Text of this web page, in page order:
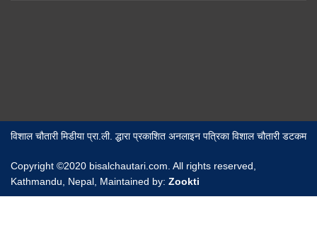
विशाल चौतारी मिडीया प्रा.ली. द्धारा प्रकाशित अनलाइन पत्रिका विशाल चौतारी डटकम
Copyright ©2020 bisalchautari.com. All rights reserved,
Kathmandu, Nepal, Maintained by: Zookti